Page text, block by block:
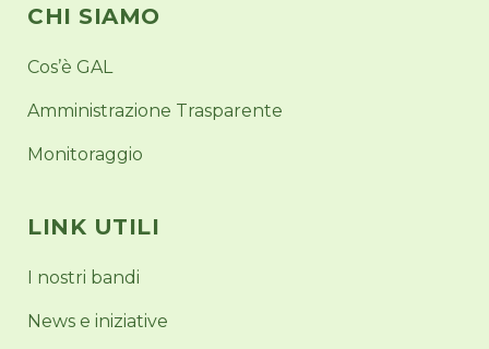
CHI SIAMO
Cos’è GAL
Amministrazione Trasparente
Monitoraggio
LINK UTILI
I nostri bandi
News e iniziative